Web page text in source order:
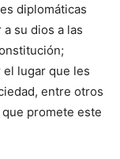
diplomáticas
su dios a las
el lugar que les
entre otros
promete este